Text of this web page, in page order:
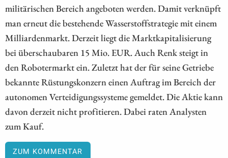
militärischen Bereich angeboten werden. Damit verknüpft
man erneut die bestehende Wasserstoffstrategie mit einem
Milliardenmarkt. Derzeit liegt die Marktkapitalisierung
bei überschaubaren 15 Mio. EUR. Auch Renk steigt in
den Robotermarkt ein. Zuletzt hat der für seine Getriebe
bekannte Rüstungskonzern einen Auftrag im Bereich der
autonomen Verteidigungssysteme gemeldet. Die Aktie kann
davon derzeit nicht profitieren. Dabei raten Analysten
zum Kauf.
ZUM KOMMENTAR